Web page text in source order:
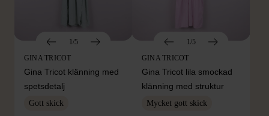
1/5
GINA TRICOT
Gina Tricot klänning med
spetsdetalj
Gott skick
1/5
GINA TRICOT
Gina Tricot lila smockad
klänning med struktur
Mycket gott skick